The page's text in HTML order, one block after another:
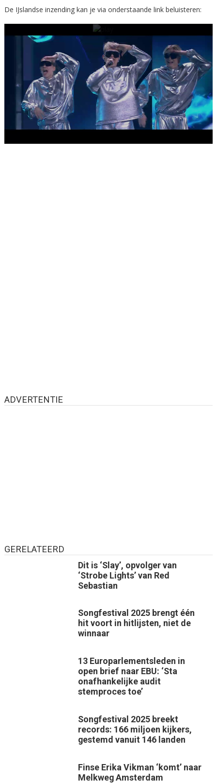
De IJslandse inzending kan je via onderstaande link beluisteren:
ADVERTENTIE
GERELATEERD
Dit is ‘Slay’, opvolger van
‘Strobe Lights’ van Red
Sebastian
Songfestival 2025 brengt één
hit voort in hitlijsten, niet de
winnaar
13 Europarlementsleden in
open brief naar EBU: ‘Sta
onafhankelijke audit
stemproces toe’
Songfestival 2025 breekt
records: 166 miljoen kijkers,
gestemd vanuit 146 landen
Finse Erika Vikman ‘komt’ naar
Melkweg Amsterdam